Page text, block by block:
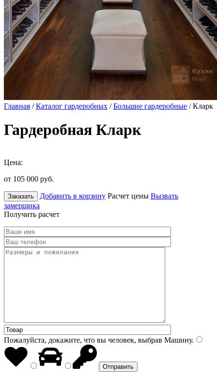
Главная /Каталог гардеробных /Большие гардеробные / Кларк
Гардеробная Кларк
Цена:
от 105 000 руб.
Заказать Добавить в корзину Расчет цены Вызвать
замерщика
Получить расчет
Пожалуйста, докажите, что вы человек, выбрав Машину.